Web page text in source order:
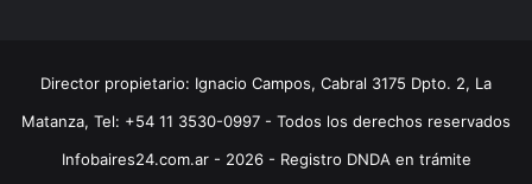
Director propietario: Ignacio Campos, Cabral 3175 Dpto. 2, La
Matanza, Tel: +54 11 3530-0997 - Todos los derechos reservados
Infobaires24.com.ar - 2026 - Registro DNDA en trámite